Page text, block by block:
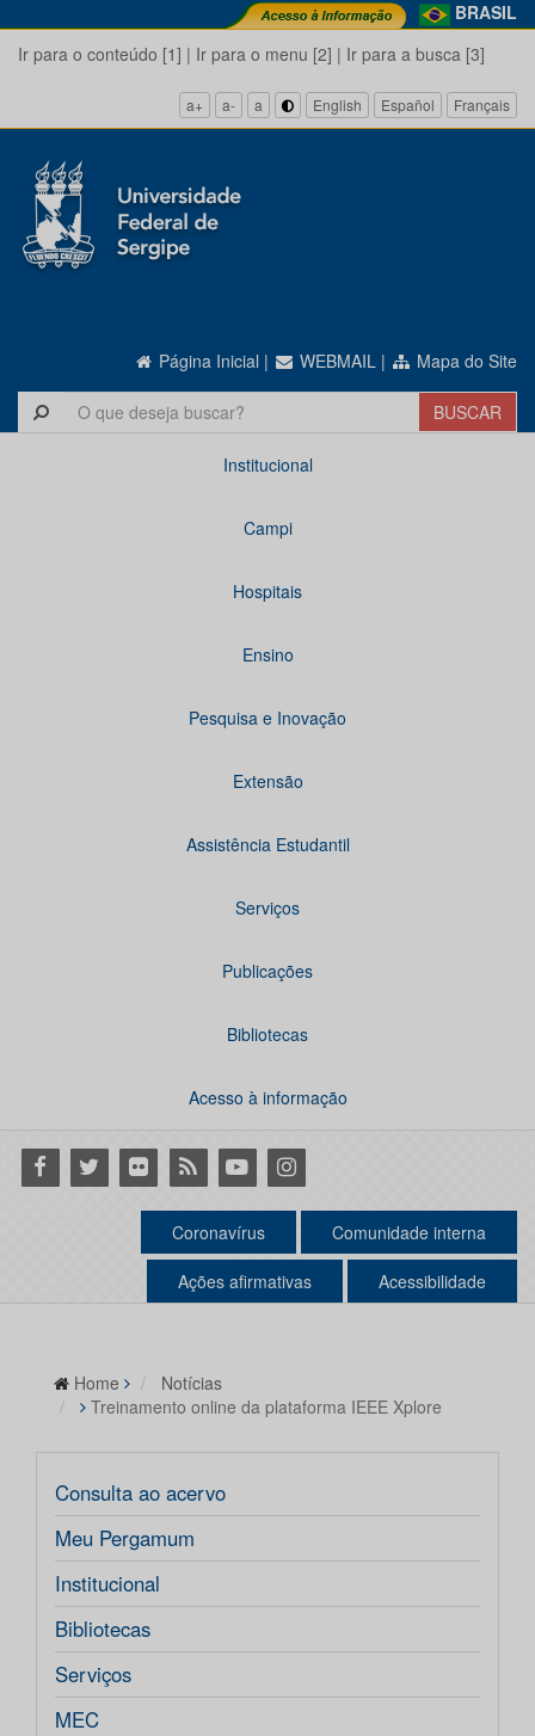
BRASIL
Ir para o conteúdo [1] | Ir para o menu [2] | Ir para a busca [3]
a+ a- a English Español Français
Página Inicial | WEBMAIL | Mapa do Site
Institucional
Campi
Hospitais
Ensino
Pesquisa e Inovação
Extensão
Assistência Estudantil
Serviços
Publicações
Bibliotecas
Acesso à informação
Facebook
Twitter Flickr RSS YoutubeInstagram
Coronavírus Comunidade interna
Ações afirmativas Acessibilidade
Home
Notícias
Treinamento online da plataforma IEEE Xplore
Consulta ao acervo
Meu Pergamum
Institucional
Bibliotecas
Serviços
MEC